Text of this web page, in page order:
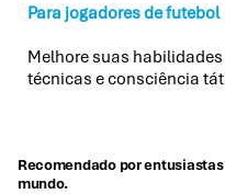
Para jogadores de futebol
Melhore suas habilidades
técnicas e consciência
Recomendado por
mundo.